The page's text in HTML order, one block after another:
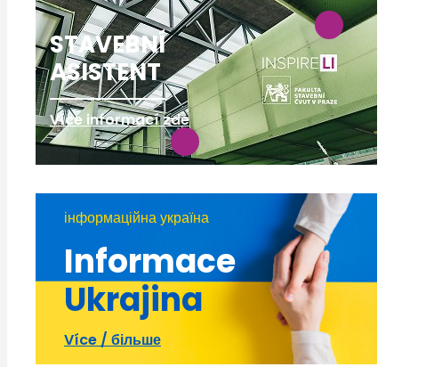
STAVEBNÍ
ASISTENT
Více informací zde
інформаційна україна
Informace
Ukrajina
Více / більше